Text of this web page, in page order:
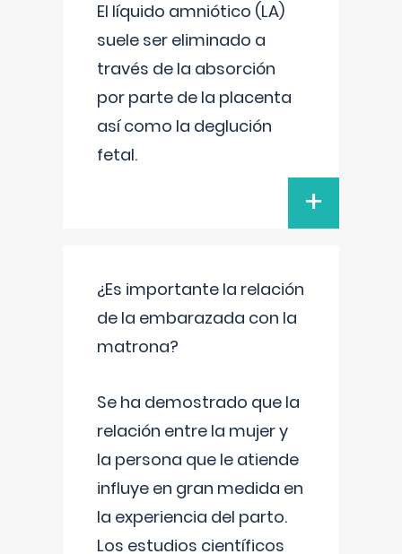
El líquido amniótico (LA)
suele ser eliminado a
través de la absorción
por parte de la placenta
así como la deglución
fetal.
+
¿Es importante la relación
de la embarazada con la
matrona?
Se ha demostrado que la
relación entre la mujer y
la persona que le atiende
influye en gran medida en
la experiencia del parto.
Los estudios científicos